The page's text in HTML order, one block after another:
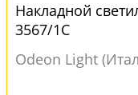
Накладной
3567/1C
Odeon Light